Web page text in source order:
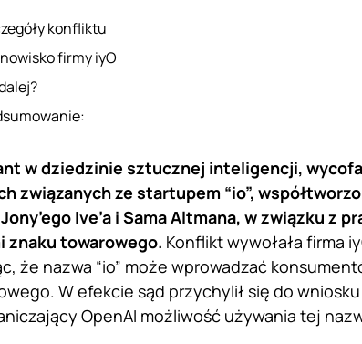
konfliktu
firmy iyO
w dziedzinie sztucznej inteligencji,
związanych ze startupem “io”,
Ive’a i Sama Altmana, w związku z
znaku towarowego. Konflikt wywołała firma
że nazwa “io” może wprowadzać
W efekcie sąd przychylił się do
OpenAI możliwość używania tej